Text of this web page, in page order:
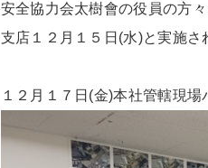
安全協力会太樹會の役員の方
支店１２月１５日(水)と実施さ
１２月１７日(金)本社管轄現場